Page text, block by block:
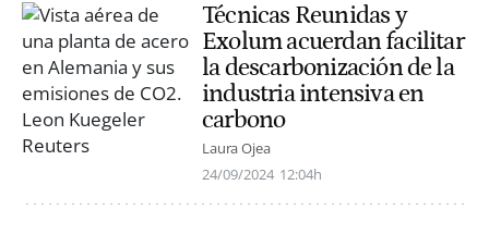
Técnicas Reunidas y
Exolum acuerdan facilitar
la descarbonización de la
industria intensiva en
carbono
Laura Ojea
24/09/2024 12:04h